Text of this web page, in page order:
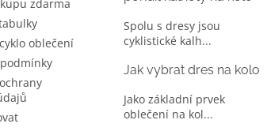
zdarma
oblečení
Spolu s dresy jsou
cyklistické kalh...
Jak vybrat dres na kolo
Jako základní prvek
oblečení na kol...